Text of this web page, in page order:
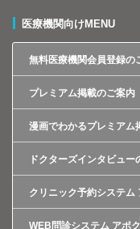
医療機関向けMENU
無料医療機関会員登録の
プレミアム掲載のご案内
漫画でわかるプレミアム
ドクターズインタビュー
クリニック予約システム
WEB問診システム アポ